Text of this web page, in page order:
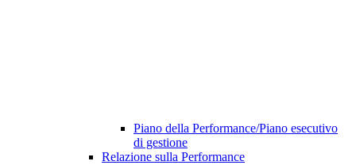
Piano della Performance/Piano esecutivo
di gestione
Relazione sulla Performance